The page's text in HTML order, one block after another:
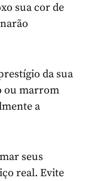
sua cor de
da sua
ou marrom
a
seus
real. Evite